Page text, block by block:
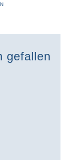
gefallen